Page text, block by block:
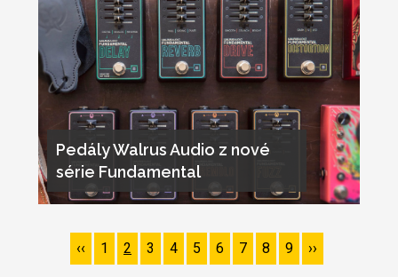
Pedály Walrus Audio z nové
série Fundamental
Pagination
Předchozí
stránka
‹‹ Page
1 Page
2 Page
3 Page
4 Page
5 Page
6 Page
7 Page
8 Page
9
Následující
stránka
››